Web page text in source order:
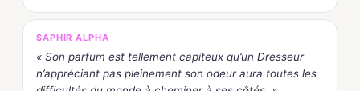
SAPHIR ALPHA
« Son parfum est tellement capiteux qu’un Dresseur
n’appréciant pas pleinement son odeur aura toutes les